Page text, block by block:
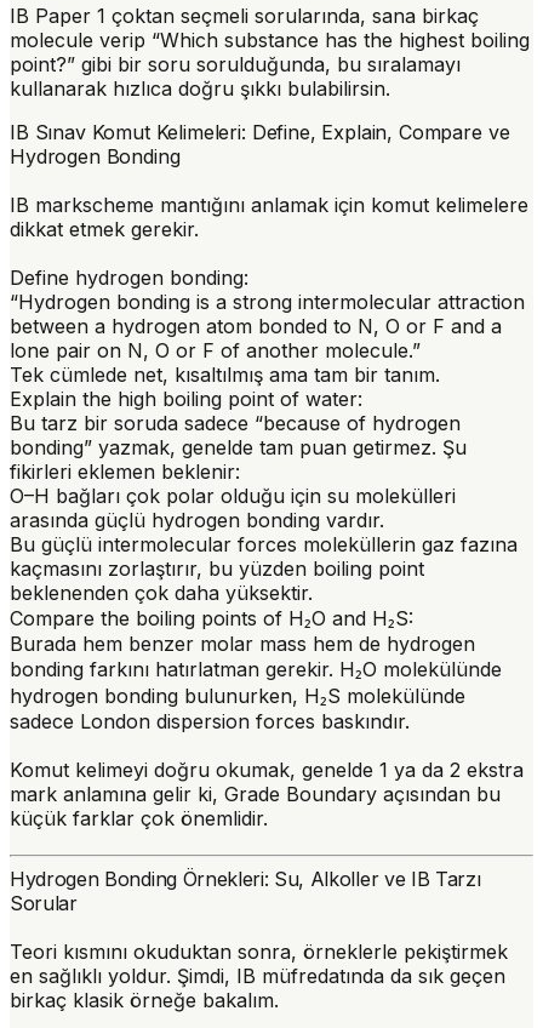
IB Paper 1 çoktan seçmeli sorularında, sana birkaç
molecule verip “Which substance has the highest boiling
point?” gibi bir soru sorulduğunda, bu sıralamayı
kullanarak hızlıca doğru şıkkı bulabilirsin.
IB Sınav Komut Kelimeleri: Define, Explain, Compare ve
Hydrogen Bonding
IB markscheme mantığını anlamak için komut kelimelere
dikkat etmek gerekir.
Define hydrogen bonding:
“Hydrogen bonding is a strong intermolecular attraction
between a hydrogen atom bonded to N, O or F and a
lone pair on N, O or F of another molecule.”
Tek cümlede net, kısaltılmış ama tam bir tanım.
Explain the high boiling point of water:
Bu tarz bir soruda sadece “because of hydrogen
bonding” yazmak, genelde tam puan getirmez. Şu
fikirleri eklemen beklenir:
O–H bağları çok polar olduğu için su molekülleri
arasında güçlü hydrogen bonding vardır.
Bu güçlü intermolecular forces moleküllerin gaz fazına
kaçmasını zorlaştırır, bu yüzden boiling point
beklenenden çok daha yüksektir.
Compare the boiling points of H₂O and H₂S:
Burada hem benzer molar mass hem de hydrogen
bonding farkını hatırlatman gerekir. H₂O molekülünde
hydrogen bonding bulunurken, H₂S molekülünde
sadece London dispersion forces baskındır.
Komut kelimeyi doğru okumak, genelde 1 ya da 2 ekstra
mark anlamına gelir ki, Grade Boundary açısından bu
küçük farklar çok önemlidir.
Hydrogen Bonding Örnekleri: Su, Alkoller ve IB Tarzı
Sorular
Teori kısmını okuduktan sonra, örneklerle pekiştirmek
en sağlıklı yoldur. Şimdi, IB müfredatında da sık geçen
birkaç klasik örneğe bakalım.